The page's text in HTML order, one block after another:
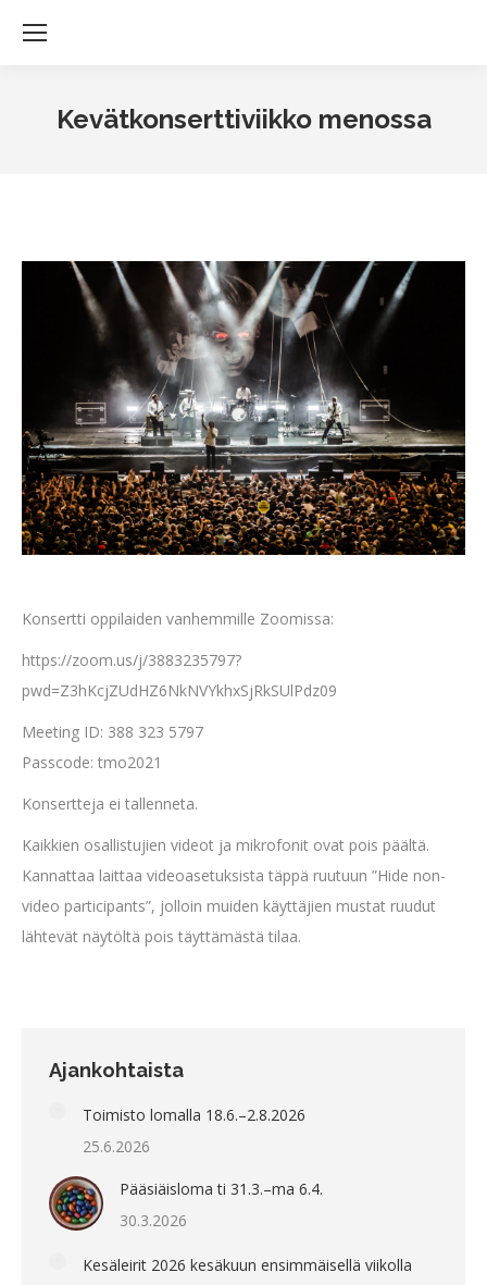
Kevätkonserttiviikko menossa
Konsertti oppilaiden vanhemmille Zoomissa:
https://zoom.us/j/3883235797?
pwd=Z3hKcjZUdHZ6NkNVYkhxSjRkSUlPdz09
Meeting ID: 388 323 5797
Passcode: tmo2021
Konsertteja ei tallenneta.
Kaikkien osallistujien videot ja mikrofonit ovat pois päältä.
Kannattaa laittaa videoasetuksista täppä ruutuun ”Hide non-
video participants”, jolloin muiden käyttäjien mustat ruudut
lähtevät näytöltä pois täyttämästä tilaa.
Ajankohtaista
Toimisto lomalla 18.6.–2.8.2026
25.6.2026
Pääsiäisloma ti 31.3.–ma 6.4.
30.3.2026
Kesäleirit 2026 kesäkuun ensimmäisellä viikolla